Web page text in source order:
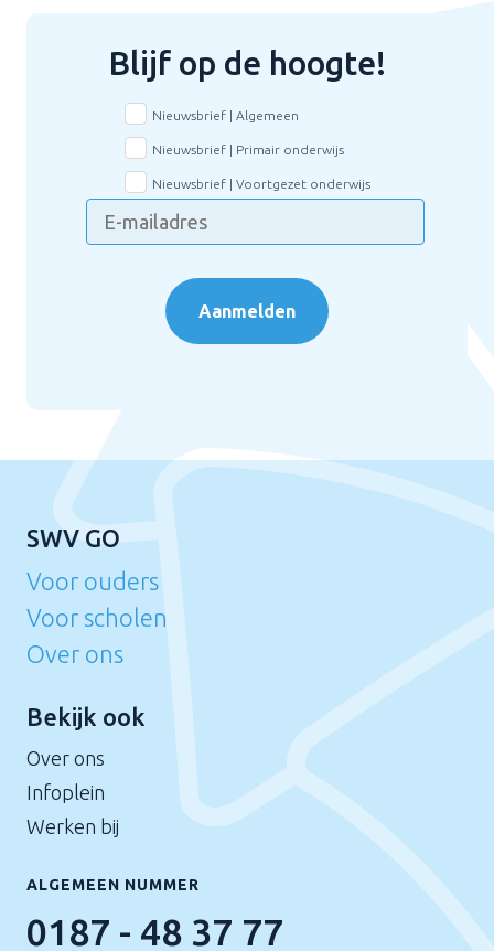
Blijf op de hoogte!
Aanmelden
Nieuwsbrief | Algemeen
Nieuwsbrief | Primair onderwijs
Nieuwsbrief | Voortgezet onderwijs
SWV GO
Voor ouders
Voor scholen
Over ons
Bekijk ook
Over ons
Infoplein
Werken bij
ALGEMEEN NUMMER
0187 - 48 37 77